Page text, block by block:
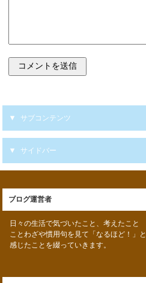
サブコンテンツ
サイドバー
ブログ運営者
日々の生活で気づいたこと、考えたこと
ことわざや慣用句を見て「なるほど！」と
感じたことを綴っていきます。